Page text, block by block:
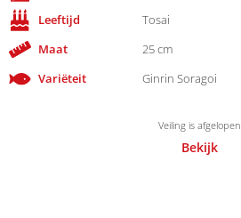
Leeftijd
Tosai
Maat
25 cm
Variëteit
Ginrin Soragoi
Veiling is afgelopen
Bekijk